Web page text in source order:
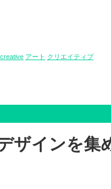
creative アート クリエイティブ
ザインを集